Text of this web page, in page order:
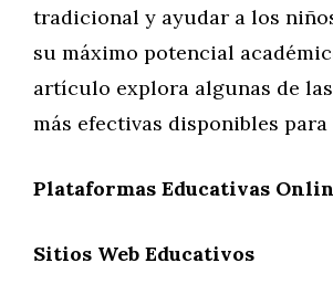
tradicional y ayudar a los
su máximo potencial
artículo explora algunas de
más efectivas disponibles para
Plataformas Educativas
Sitios Web Educativos